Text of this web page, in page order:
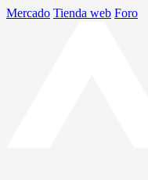
Mercado Tienda web Foro